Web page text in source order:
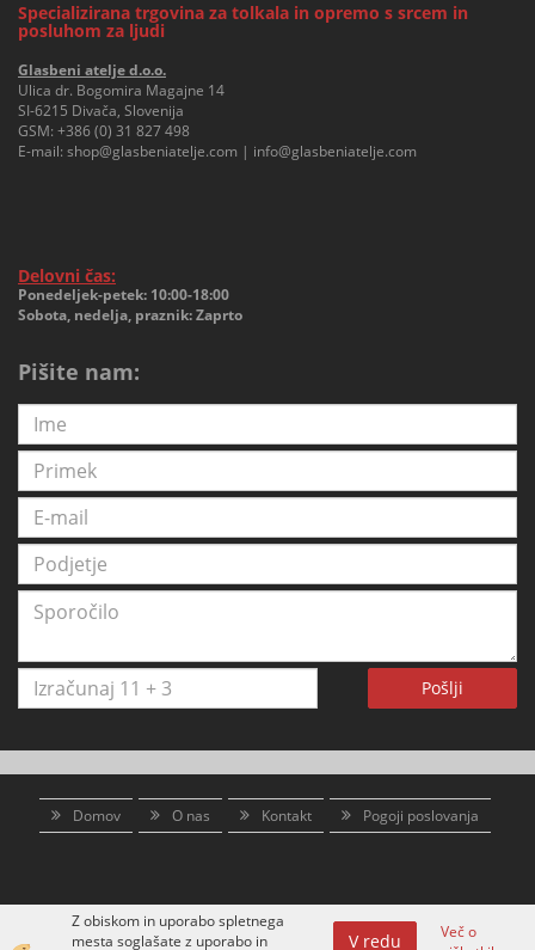
Specializirana trgovina za tolkala in opremo s srcem in
posluhom za ljudi
Glasbeni atelje d.o.o.
Ulica dr. Bogomira Magajne 14
SI-6215 Divača, Slovenija
GSM: +386 (0) 31 827 498
E-mail: shop@glasbeniatelje.com | info@glasbeniatelje.com
Delovni čas:
Ponedeljek-petek: 10:00-18:00
Sobota, nedelja, praznik: Zaprto
Pišite nam:
Pošlji
Domov O nas Kontakt Pogoji poslovanja
Z obiskom in uporabo spletnega
mesta soglašate z uporabo in
V redu
Več o